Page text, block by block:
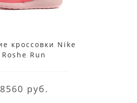
кроссовки Nike
Roshe Run
8560 руб.